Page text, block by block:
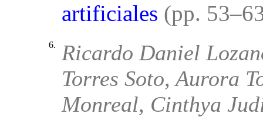
artificiales (pp.
6.
Ricardo Daniel
Torres Soto, Aurora
Monreal, Cinthya